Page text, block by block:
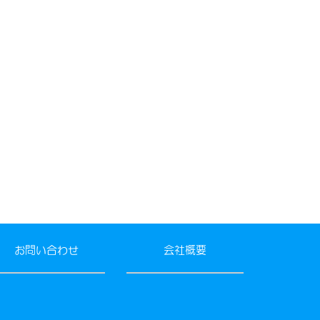
お問い合わせ 会社概要